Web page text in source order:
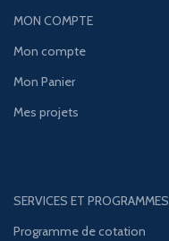
MON COMPTE
Mon compte
Mon Panier
Mes projets
SERVICES ET PROGRAMMES
Programme de cotation